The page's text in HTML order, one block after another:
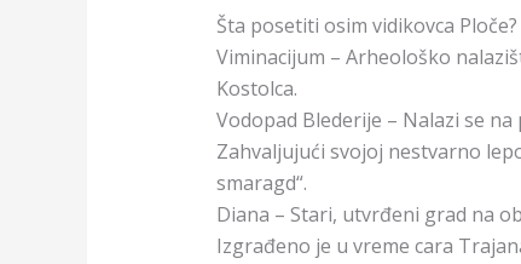
Šta posetiti osim vidikovca Ploče?
Viminacijum – Arheološko
Kostolca.
Vodopad Blederije – Nalazi se
Zahvaljujući svojoj nestvarno
smaragd“.
Diana – Stari, utvrđeni grad na
Izgrađeno je u vreme cara